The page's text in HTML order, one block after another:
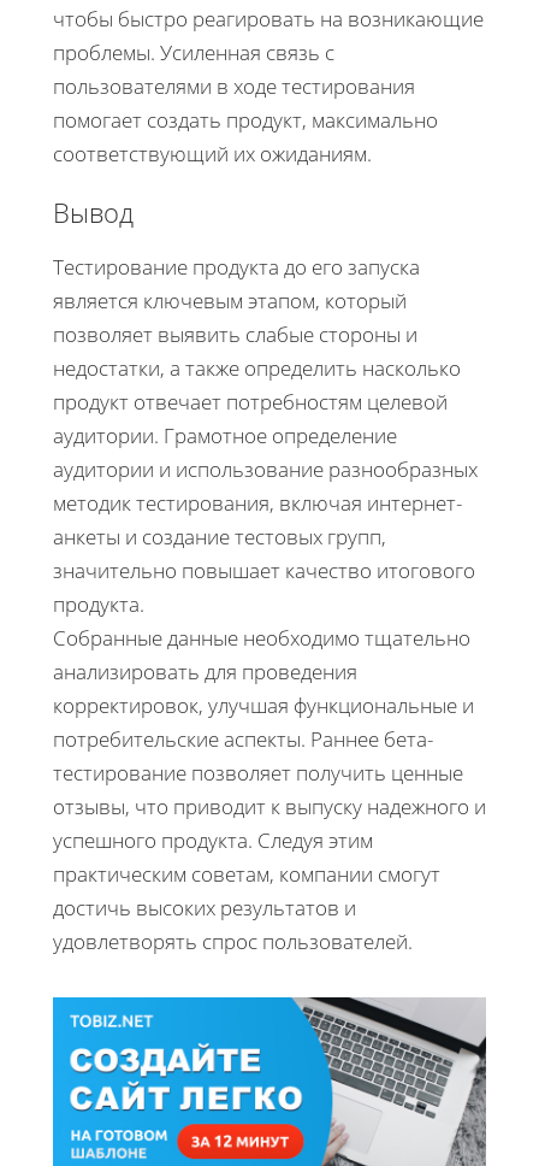
чтобы быстро реагировать на возникающие
проблемы. Усиленная связь с
пользователями в ходе тестирования
помогает создать продукт, максимально
соответствующий их ожиданиям.
Вывод
Тестирование продукта до его запуска
является ключевым этапом, который
позволяет выявить слабые стороны и
недостатки, а также определить насколько
продукт отвечает потребностям целевой
аудитории. Грамотное определение
аудитории и использование разнообразных
методик тестирования, включая интернет-
анкеты и создание тестовых групп,
значительно повышает качество итогового
продукта.
Собранные данные необходимо тщательно
анализировать для проведения
корректировок, улучшая функциональные и
потребительские аспекты. Раннее бета-
тестирование позволяет получить ценные
отзывы, что приводит к выпуску надежного и
успешного продукта. Следуя этим
практическим советам, компании смогут
достичь высоких результатов и
удовлетворять спрос пользователей.